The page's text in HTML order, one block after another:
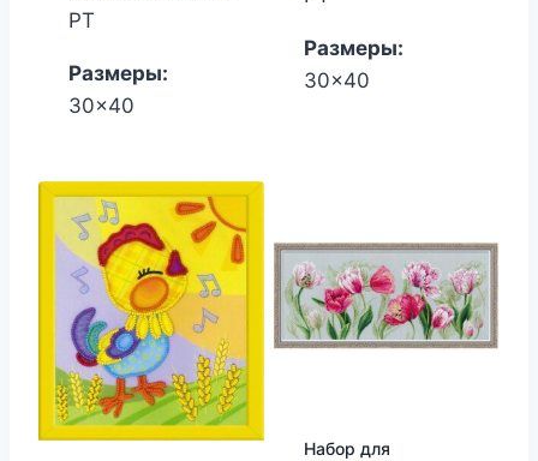
РТ
Размеры:
30x40
Размеры:
30x40
Набор для